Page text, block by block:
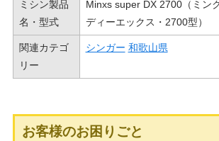
ミシン製品
名・型式
Minxs super DX 2700（ミン
ディーエックス・2700型）
関連カテゴ
リー
シンガー 和歌山県
お客様のお困りごと